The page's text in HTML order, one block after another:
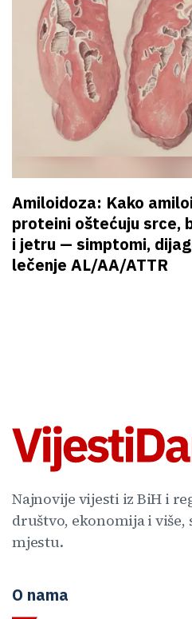
Amiloidoza: Kako
proteini oštećuju srce,
i jetru — simptomi,
lečenje AL/AA/ATTR
Najnovije vijesti iz BiH i
društvo, ekonomija i više,
mjestu.
O nama